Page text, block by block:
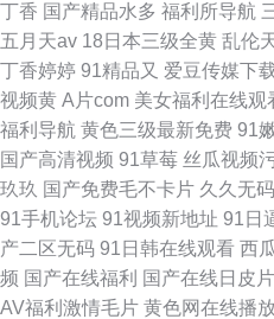
丁香 国产精品水多 福利所导航
五月天av 18日本三级全黄 乱伦
丁香婷婷 91精品又 爱豆传媒下
视频黄 A片com 美女福利在线观
福利导航 黄色三级最新免费 91
国产高清视频 91草莓 丝瓜视频
玖玖 国产免费毛不卡片 久久无码
91手机论坛 91视频新地址 91日
产二区无码 91日韩在线观看 西
频 国产在线福利 国产在线日皮片
AV福利激情毛片 黄色网在线播放